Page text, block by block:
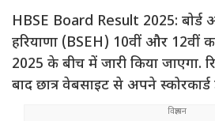
HBSE Board Result 2025:
हरियाणा (BSEH) 10वीं और 12वीं
2025 के बीच में जारी किया जाएगा.
बाद छात्र वेबसाइट से अपने